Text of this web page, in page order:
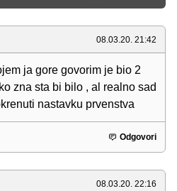
08.03.20. 21:42
ja gore govorim je bio 2
zna sta bi bilo , al realno sad
nastavku prvenstva
Odgovori
08.03.20. 22:16